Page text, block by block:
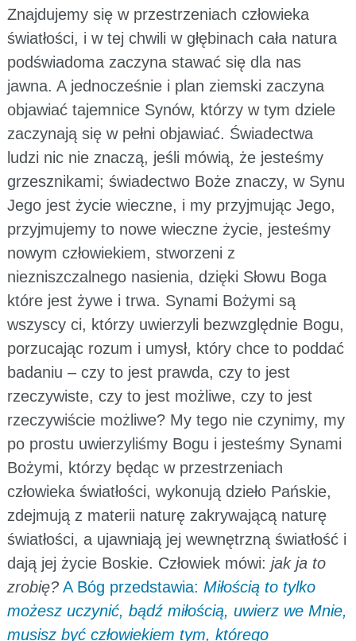
Znajdujemy się w przestrzeniach człowieka
światłości, i w tej chwili w głębinach cała natura
podświadoma zaczyna stawać się dla nas
jawna. A jednocześnie i plan ziemski zaczyna
objawiać tajemnice Synów, którzy w tym dziele
zaczynają się w pełni objawiać. Świadectwa
ludzi nic nie znaczą, jeśli mówią, że jesteśmy
grzesznikami; świadectwo Boże znaczy, w Synu
Jego jest życie wieczne, i my przyjmując Jego,
przyjmujemy to nowe wieczne życie, jesteśmy
nowym człowiekiem, stworzeni z
niezniszczalnego nasienia, dzięki Słowu Boga
które jest żywe i trwa. Synami Bożymi są
wszyscy ci, którzy uwierzyli bezwzględnie Bogu,
porzucając rozum i umysł, który chce to poddać
badaniu – czy to jest prawda, czy to jest
rzeczywiste, czy to jest możliwe, czy to jest
rzeczywiście możliwe? My tego nie czynimy, my
po prostu uwierzyliśmy Bogu i jesteśmy Synami
Bożymi, którzy będąc w przestrzeniach
człowieka światłości, wykonują dzieło Pańskie,
zdejmują z materii naturę zakrywającą naturę
światłości, a ujawniają jej wewnętrzną światłość i
dają jej życie Boskie. Człowiek mówi: jak ja to
zrobię? A Bóg przedstawia: Miłością to tylko
możesz uczynić, bądź miłością, uwierz we Mnie,
musisz być człowiekiem tym, którego